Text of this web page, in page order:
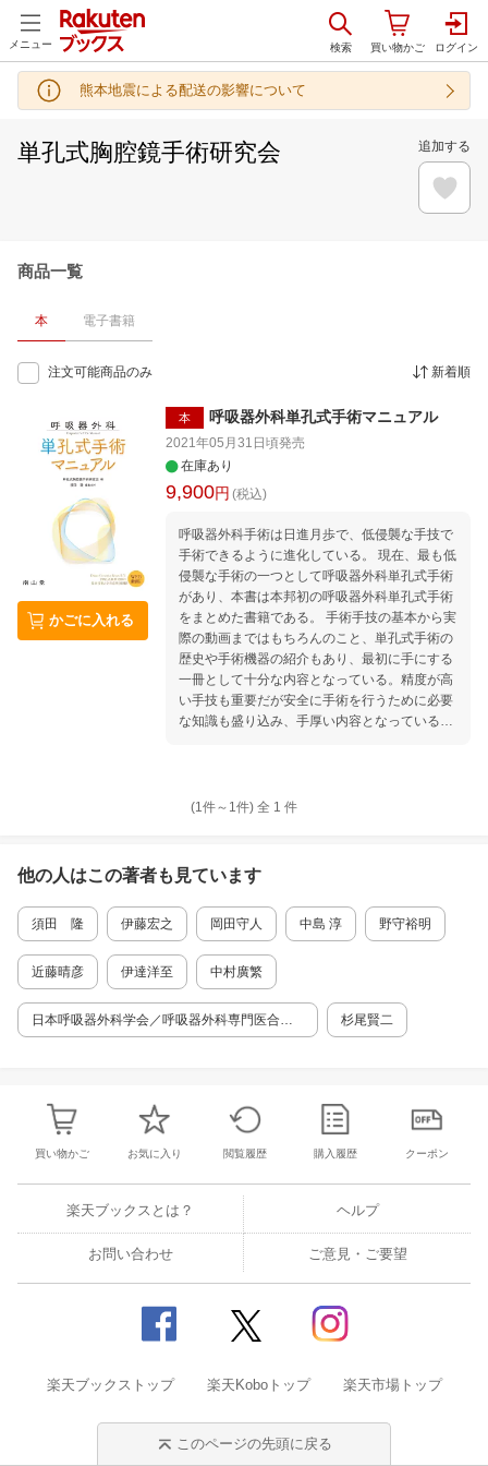
メニュー
熊本地震による配送の影響について
単孔式胸腔鏡手術研究会 追加する
商品一覧
本 電子書籍
注文可能商品のみ 新着順
かごに入れる
本 呼吸器外科単孔式手術マニュアル
2021年05月31日頃発売
在庫あり
9,900円 (税込)
呼吸器外科手術は日進月歩で、低侵襲な手技で
手術できるように進化している。 現在、最も低
侵襲な手術の一つとして呼吸器外科単孔式手術
があり、本書は本邦初の呼吸器外科単孔式手術
をまとめた書籍である。 手術手技の基本から実
際の動画まではもちろんのこと、単孔式手術の
歴史や手術機器の紹介もあり、最初に手にする
一冊として十分な内容となっている。精度が高
い手技も重要だが安全に手術を行うために必要
な知識も盛り込み、手厚い内容となっている。
手術手技と合併症対策 （平井恭二） 4章 単
切除 （佐野由文） 6章 単孔式肺葉切除の基本
技術とその応用 " （Diego Gonzalez Rivas
和訳：須田 隆） 7章 単孔式肺葉切除＋リン
パ節郭清のコツとピットフォール （須田
ォール （大泉弘幸） 9章 単孔式縦隔腫瘍摘出
術（側胸部アプローチ） （大田守雄） 10章
単孔式胸腺摘出術 （須田 隆）
(1件～ 1件) 全 1 件
他の人はこの著者も見ています
須田 隆 伊藤宏之 岡田守人 中島 淳 野守裕明
近藤晴彦 伊達洋至 中村廣繁
日本呼吸器外科学会／呼吸器外科専門医合同 杉尾賢二
買い物かご お気に入り 閲覧履歴 購入履歴 クーポン
楽天ブックスとは？ ヘルプ
お問い合わせ ご意見・ご要望
楽天ブックストップ 楽天Koboトップ 楽天市場トップ
このページの先頭に戻る